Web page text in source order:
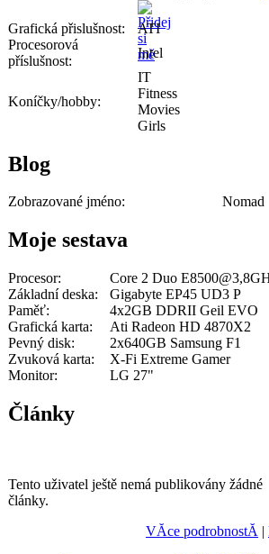
Grafická přislušnost:
ATI
Procesorová
příslušnost:
Intel
Koníčky/hobby:
IT
Fitness
Movies
Girls
Blog
Zobrazované jméno: Nomad
Moje sestava
Procesor:
Core 2 Duo
Základní deska:
Gigabyte EP45 UD3 P
Paměť:
4x2GB DDRII Geil EVO
Grafická karta:
Ati Radeon HD 4870X2
Pevný disk:
2x640GB Samsung F1
Zvuková karta:
X-Fi Extreme Gamer
Monitor:
LG 27"
Články
Tento uživatel ještě nemá publikovány žádné
články.
VĂ­ce podrobnostĂ­ |